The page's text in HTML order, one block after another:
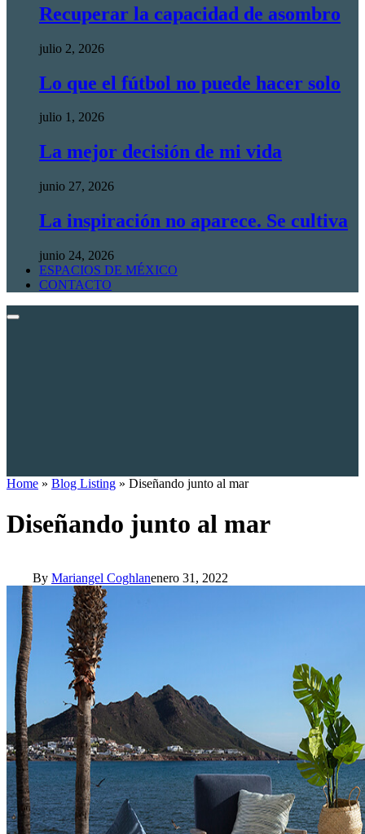
Recuperar la capacidad de asombro
julio 2, 2026
Lo que el fútbol no puede hacer solo
julio 1, 2026
La mejor decisión de mi vida
junio 27, 2026
La inspiración no aparece. Se cultiva
junio 24, 2026
ESPACIOS DE MÉXICO
CONTACTO
Home » Blog Listing » Diseñando junto al mar
Diseñando junto al mar
By Mariangel Coghlanenero 31, 2022